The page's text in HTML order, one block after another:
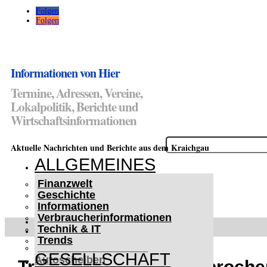
Folgen
Folgen
Informationen von Hier
Termine, Adressen, Vereine,
Lokalpolitik, Berichte und
Wirtschaftsinformationen
Suchen
nach:
Aktuelle Nachrichten und Berichte aus dem Kraichgau
ALLGEMEINES
Finanzwelt
Geschichte
Informationen
Verbraucherinformationen
Technik & IT
Trends
GESELLSCHAFT
WETTERWARNUNGEN
WINTER IM KRAICHGAU
Lifehacks für vereiste
Autoscheiben